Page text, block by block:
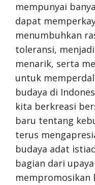
mempunyai
dapat
menumbuhkan
toleransi,
menarik, serta
untuk
budaya di
kita berkreasi
baru tentang
terus
budaya adat
bagian dari
mempromosikan